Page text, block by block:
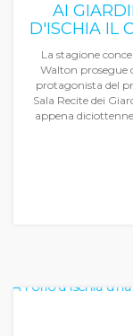
AI
D'ISCHIA IL
La stagione
Walton prosegue
protagonista del
Sala Recite dei
appena